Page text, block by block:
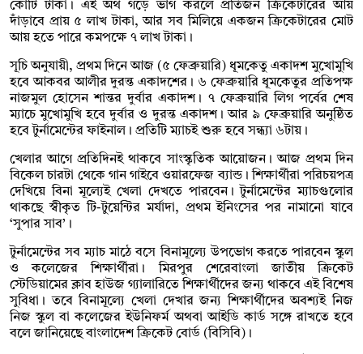
কোটি টাকা। এই অর্থ গড়ে ভাগ করলে প্রতিজন ক্রিকেটারের আয়
দাঁড়াবে প্রায় ৫ লাখ টাকা, আর সব মিলিয়ে একজন ক্রিকেটারের মোট
আয় হতে পারে কমপক্ষে ৭ লাখ টাকা।
সূচি অনুযায়ী, প্রথম দিনে আজ (৫ ফেব্রুয়ারি) ধূমকেতু একাদশ মুখোমুখি
হবে আকবর আলীর দুরন্ত একাদশের। ৬ ফেব্রুয়ারি ধূমকেতুর প্রতিপক্ষ
নাজমুল হোসেন শান্তর দুর্বার একাদশ। ৭ ফেব্রুয়ারি লিগ পর্বের শেষ
ম্যাচে মুখোমুখি হবে দুর্বার ও দুরন্ত একাদশ। আর ৯ ফেব্রুয়ারি অনুষ্ঠিত
হবে টুর্নামেন্টের ফাইনাল। প্রতিটি ম্যাচই শুরু হবে সন্ধ্যা ৬টায়।
খেলার আগে প্রতিদিনই থাকবে সাংস্কৃতিক আয়োজন। আজ প্রথম দিন
বিকেল চারটা থেকে গান গাইবে ওয়ারফেজ ব্যান্ড। শিক্ষার্থীরা পরিচয়পত্র
দেখিয়ে বিনা মূল্যেই খেলা দেখতে পারবেন। টুর্নামেন্টের ম্যাচগুলোর
থাকছে স্বীকৃত টি-টুয়েন্টির মর্যাদা, প্রথম ইনিংসের পর নামানো যাবে
‘সুপার সাব’।
টুর্নামেন্টের সব ম্যাচ মাঠে বসে বিনামূল্যে উপভোগ করতে পারবেন স্কুল
ও কলেজের শিক্ষার্থীরা। মিরপুর শেরেবাংলা জাতীয় ক্রিকেট
স্টেডিয়ামের ক্লাব হাউজ গ্যালারিতে শিক্ষার্থীদের জন্য থাকবে এই বিশেষ
সুবিধা। তবে বিনামূল্যে খেলা দেখার জন্য শিক্ষার্থীদের অবশ্যই নিজ
নিজ স্কুল বা কলেজের ইউনিফর্ম অথবা আইডি কার্ড সঙ্গে রাখতে হবে
বলে জানিয়েছে বাংলাদেশ ক্রিকেট বোর্ড (বিসিবি)।